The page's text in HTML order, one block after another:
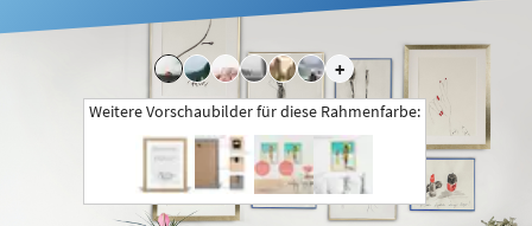
+
Weitere Vorschaubilder für diese Rahmenfarbe: